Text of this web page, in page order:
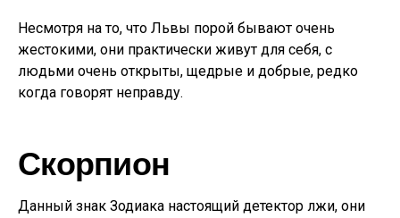
Несмотря на то, что Львы порой бывают очень
жестокими, они практически живут для себя, с
людьми очень открыты, щедрые и добрые, редко
когда говорят неправду.
Скорпион
Данный знак Зодиака настоящий детектор лжи, они